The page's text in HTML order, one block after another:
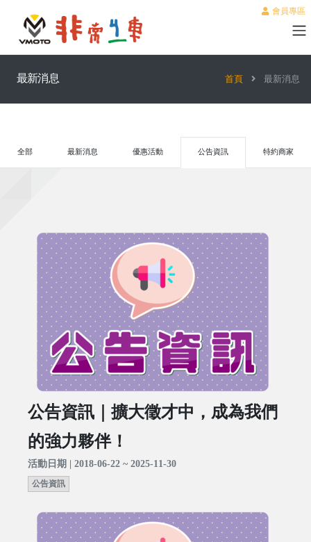
會員專區
最新消息 首頁 最新消息
全部 最新消息 優惠活動 公告資訊 特約商家
公告資訊｜擴大徵才中，成為我們
的強力夥伴！
活動日期 | 2018-06-22 ~ 2025-11-30
公告資訊